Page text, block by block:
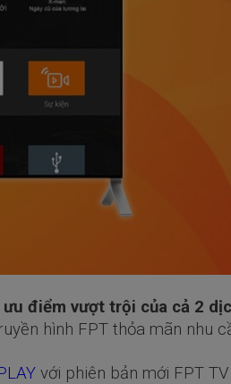
điểm vượt trội của cả 2
hình FPT thỏa mãn nhu
với phiên bản mới FPT